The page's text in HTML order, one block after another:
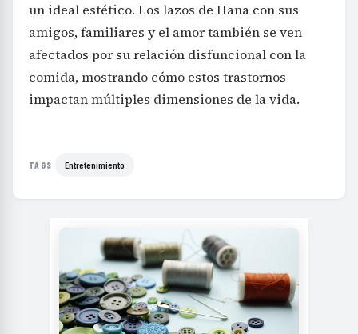
un ideal estético. Los lazos de Hana con sus
amigos, familiares y el amor también se ven
afectados por su relación disfuncional con la
comida, mostrando cómo estos trastornos
impactan múltiples dimensiones de la vida.
TAGS Entretenimiento